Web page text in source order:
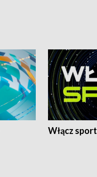
Włącz sport